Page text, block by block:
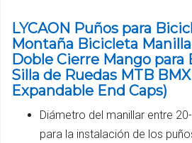
LYCAON Puños para
Montaña Bicicleta
Doble Cierre Mango
Silla de Ruedas MTB
Expandable End Caps)
Diámetro del manillar entre
para la instalación de los